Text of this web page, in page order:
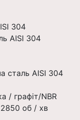
304
AISI 304
сталь AISI 304
/ графіт/NBR
2850 об / хв